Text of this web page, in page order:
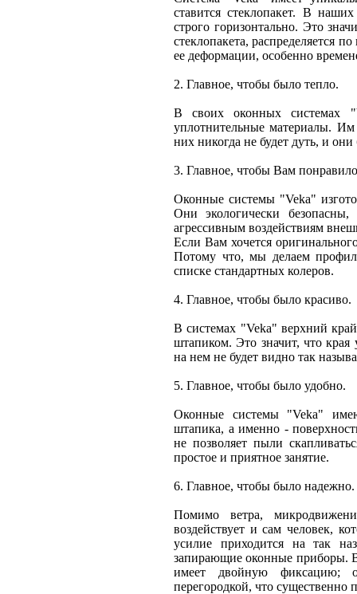
ставится стеклопакет. В
строго горизонтально. Это
стеклопакета, распределяется
ее деформации, особенно
2. Главное, чтобы было тепло.
В своих оконных системах
уплотнительные материалы.
них никогда не будет дуть, и
3. Главное, чтобы Вам
Оконные системы "Veka"
Они экологически
агрессивным воздействиям
Если Вам хочется
Потому что, мы делаем
списке стандартных колеров.
4. Главное, чтобы было красиво.
В системах "Veka" верхний
штапиком. Это значит, что края
на нем не будет видно так
5. Главное, чтобы было удобно.
Оконные системы "Veka"
штапика, а именно -
не позволяет пыли
простое и приятное занятие.
6. Главное, чтобы было надежно.
Помимо ветра,
воздействует и сам человек,
усилие приходится на так
запирающие оконные приборы.
имеет двойную фиксацию;
перегородкой, что